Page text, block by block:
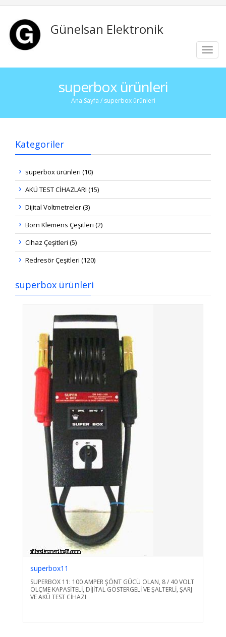
Günelsan Elektronik
superbox ürünleri
Ana Sayfa / superbox ürünleri
Kategoriler
superbox ürünleri (10)
AKÜ TEST CİHAZLARI (15)
Dijital Voltmetreler (3)
Born Klemens Çeşitleri (2)
Cihaz Çeşitleri (5)
Redresör Çeşitleri (120)
superbox ürünleri
superbox11
SUPERBOX 11: 100 AMPER ŞÖNT GÜCÜ OLAN, 8 / 40 VOLT
ÖLÇME KAPASİTELİ, DİJİTAL GÖSTERGELİ VE ŞALTERLİ, ŞARJ
VE AKÜ TEST CİHAZI